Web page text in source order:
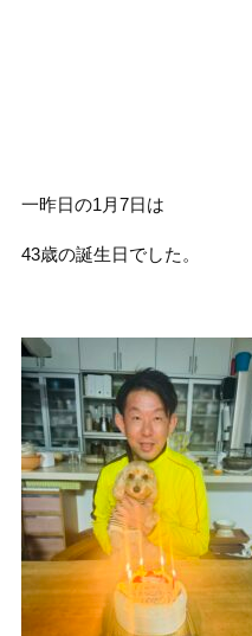
一昨日の1月7日は
43歳の誕生日でした。